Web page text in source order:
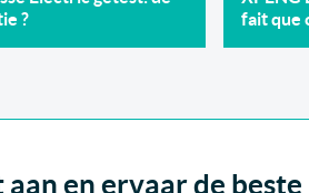
?
fait que
en ervaar de